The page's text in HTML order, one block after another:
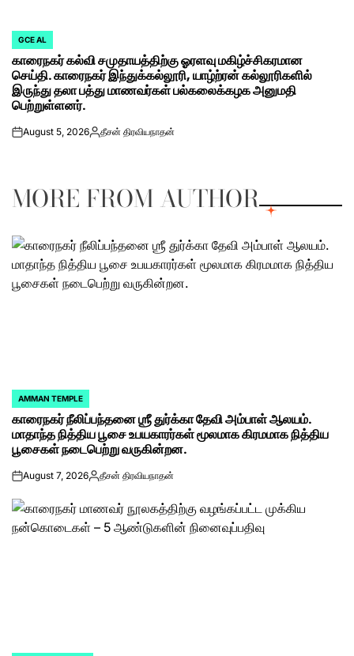
POSTED
IN
GCE AL
காரைநகர் கல்வி சமுதாயத்திற்கு ஓரளவு மகிழ்ச்சிகரமான
செய்தி. காரைநகர் இந்துக்கல்லூரி, யாழ்ற்ரன் கல்லூரிகளில்
இருந்து தலா பத்து மாணவர்கள் பல்கலைக்கழக அனுமதி
பெற்றுள்ளனர்.
onAugust 5, 2026Posted
தீசன் திரவியநாதன்
MORE FROM AUTHOR
POSTED
IN
AMMAN TEMPLE
காரைநகர் நீலிப்பந்தனை ஶ்ரீ துர்க்கா தேவி அம்பாள் ஆலயம்.
மாதாந்த நித்திய பூசை உபயகாரர்கள் மூலமாக கிரமமாக நித்திய
பூசைகள் நடைபெற்று வருகின்றன.
onAugust 7, 2026Posted
தீசன் திரவியநாதன்